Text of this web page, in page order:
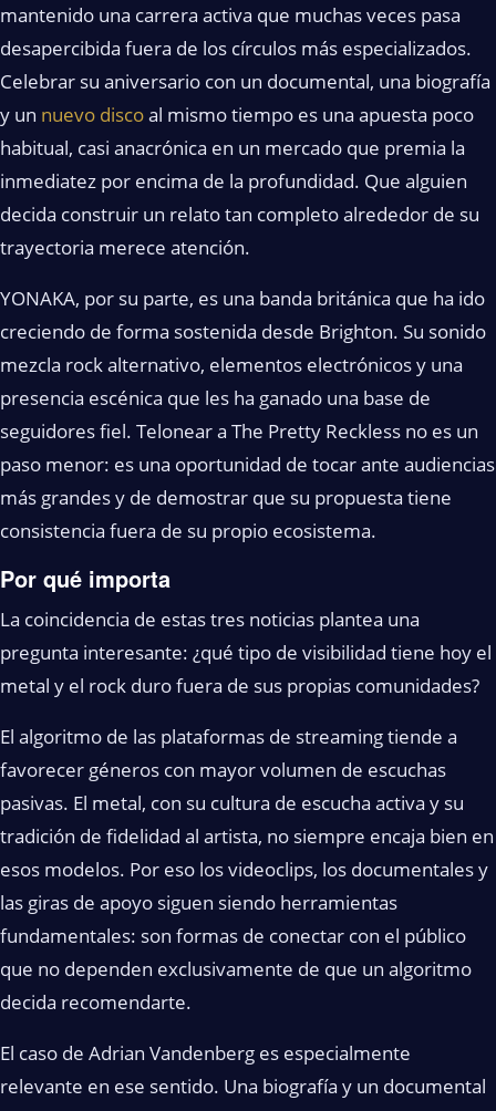
mantenido una carrera activa que muchas veces pasa
desapercibida fuera de los círculos más especializados.
Celebrar su aniversario con un documental, una biografía
y un nuevo discoal mismo tiempo es una apuesta poco
habitual, casi anacrónica en un mercado que premia la
inmediatez por encima de la profundidad. Que alguien
decida construir un relato tan completo alrededor de su
trayectoria merece atención.
YONAKA, por su parte, es una banda británica que ha ido
creciendo de forma sostenida desde Brighton. Su sonido
mezcla rock alternativo, elementos electrónicos y una
presencia escénica que les ha ganado una base de
seguidores fiel. Telonear a The Pretty Reckless no es un
paso menor: es una oportunidad de tocar ante audiencias
más grandes y de demostrar que su propuesta tiene
consistencia fuera de su propio ecosistema.
Por qué importa
La coincidencia de estas tres noticias plantea una
pregunta interesante: ¿qué tipo de visibilidad tiene hoy el
metal y el rock duro fuera de sus propias comunidades?
El algoritmo de las plataformas de streaming tiende a
favorecer géneros con mayor volumen de escuchas
pasivas. El metal, con su cultura de escucha activa y su
tradición de fidelidad al artista, no siempre encaja bien en
esos modelos. Por eso los videoclips, los documentales y
las giras de apoyo siguen siendo herramientas
fundamentales: son formas de conectar con el público
que no dependen exclusivamente de que un algoritmo
decida recomendarte.
El caso de Adrian Vandenberg es especialmente
relevante en ese sentido. Una biografía y un documental